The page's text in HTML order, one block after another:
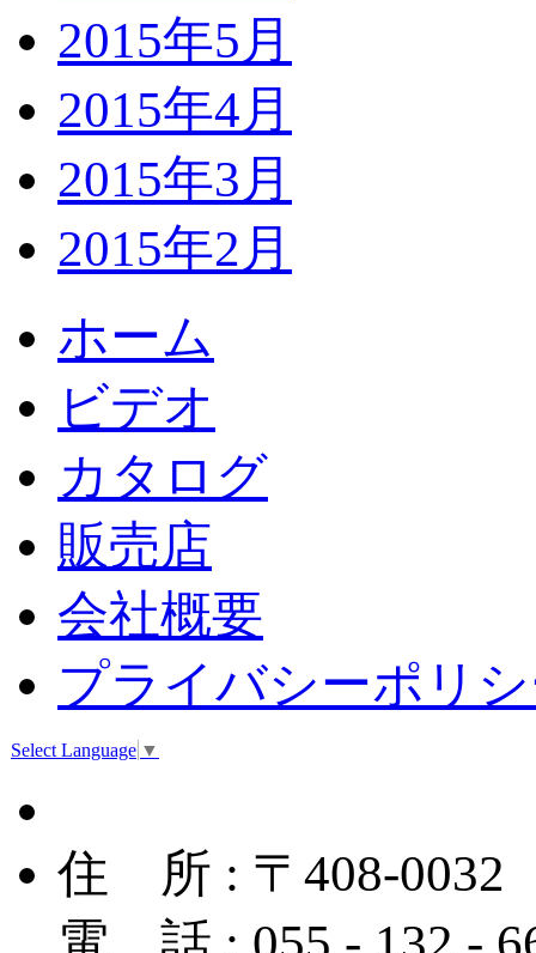
2015年5月
2015年4月
2015年3月
2015年2月
ホーム
ビデオ
カタログ
販売店
会社概要
プライバシーポリ
Select Language ▼
住 所 : 〒408-0032